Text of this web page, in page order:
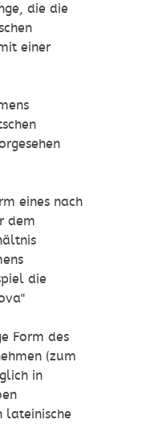
die die
einer
eines nach
dem
die
Form des
(zum
in
lateinische